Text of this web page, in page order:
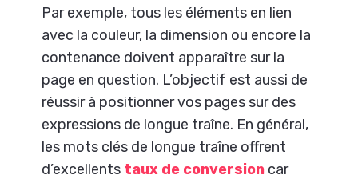
Par exemple, tous les éléments en lien
avec la couleur, la dimension ou encore la
contenance doivent apparaître sur la
page en question. L’objectif est aussi de
réussir à positionner vos pages sur des
expressions de longue traîne. En général,
les mots clés de longue traîne offrent
d’excellents taux de conversion car